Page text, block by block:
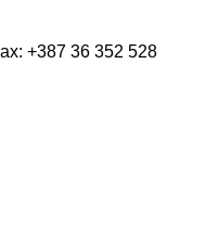
+387 36 352 528